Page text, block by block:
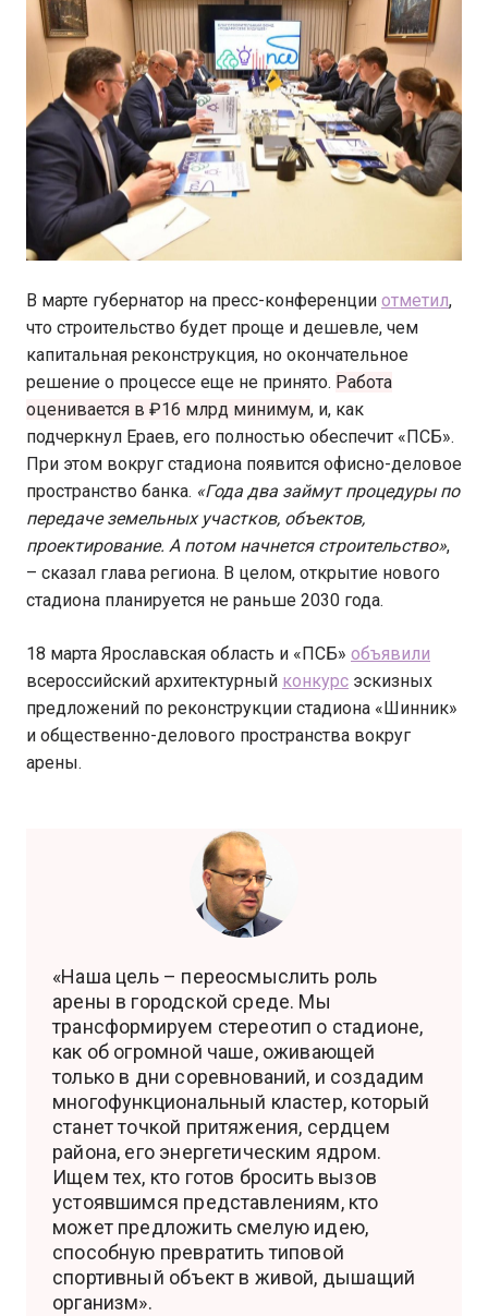
В марте губернатор на пресс-конференции отметил,
что строительство будет проще и дешевле, чем
капитальная реконструкция, но окончательное
решение о процессе еще не принято. Работа
оценивается в ₽16 млрд минимум, и, как
подчеркнул Ераев, его полностью обеспечит «ПСБ».
При этом вокруг стадиона появится офисно-деловое
пространство банка. «Года два займут процедуры по
передаче земельных участков, объектов,
проектирование. А потом начнется строительство»,
– сказал глава региона. В целом, открытие нового
стадиона планируется не раньше 2030 года.
18 марта Ярославская область и «ПСБ» объявили
всероссийский архитектурный конкурс эскизных
предложений по реконструкции стадиона «Шинник»
и общественно-делового пространства вокруг
арены.
«Наша цель – переосмыслить роль
арены в городской среде. Мы
трансформируем стереотип о стадионе,
как об огромной чаше, оживающей
только в дни соревнований, и создадим
многофункциональный кластер, который
станет точкой притяжения, сердцем
района, его энергетическим ядром.
Ищем тех, кто готов бросить вызов
устоявшимся представлениям, кто
может предложить смелую идею,
способную превратить типовой
спортивный объект в живой, дышащий
организм».